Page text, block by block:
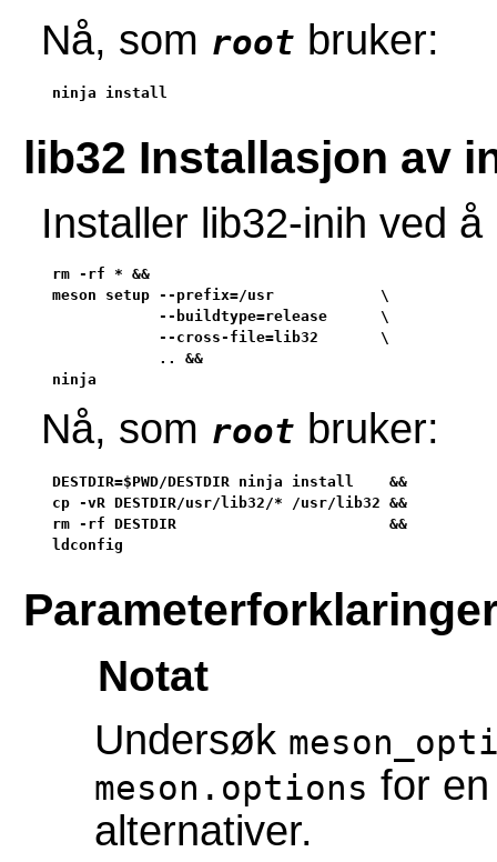
Nå, som root bruker:
ninja install
lib32 Installasjon av
Installer lib32-inih ved
rm -rf * &&
meson setup --prefix=/usr            \
            --buildtype=release      \
            --cross-file=lib32       \
            .. &&
ninja
Nå, som root bruker:
DESTDIR=$PWD/DESTDIR ninja install    &&
cp -vR DESTDIR/usr/lib32/* /usr/lib32 &&
rm -rf DESTDIR                        &&
ldconfig
Notat
Undersøk
meson.options for
alternativer.